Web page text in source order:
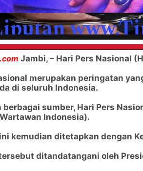
Jambi, – Hari Pers Nasional
merupakan peringatan
di seluruh Indonesia.
berbagai sumber, Hari Pers
Indonesia).
kemudian ditetapkan dengan
ditandatangani oleh